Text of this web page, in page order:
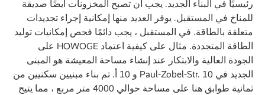
رئيسيًا في البناء الجديد. يجب أن تصبح المخزونات أيضًا صديقة
للمناخ في المستقبل. يوفر العديد منها إمكانية إجراء تجديدات
متعلقة بالطاقة. في المستقبل ، يجب دائمًا فحص إمكانيات توليد
الطاقة المتجددة. مثال على كيفية اعتماد HOWOGE على
الجودة العالية والابتكار عند إنشاء مساحة المعيشة هو المبنى
الجديد في Paul-Zobel-Str. 10 و 10 أ. تم بناء مبنيين سكنيين من
ثمانية طوابق هنا على مساحة حوالي 4000 متر مربع ، مما يتيح